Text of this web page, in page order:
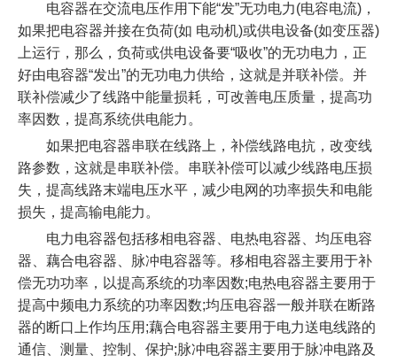
电容器在交流电压作用下能“发”无功电力(电容电流)，
如果把电容器并接在负荷(如 电动机)或供电设备(如变压器)
上运行，那么，负荷或供电设备要“吸收”的无功电力，正
好由电容器“发出”的无功电力供给，这就是并联补偿。并
联补偿减少了线路中能量损耗，可改善电压质量，提高功
率因数，提髙系统供电能力。
如果把电容器串联在线路上，补偿线路电抗，改变线
路参数，这就是串联补偿。串联补偿可以减少线路电压损
失，提高线路末端电压水平，减少电网的功率损失和电能
损失，提高输电能力。
电力电容器包括移相电容器、电热电容器、均压电容
器、藕合电容器、脉冲电容器等。移相电容器主要用于补
偿无功功率，以提高系统的功率因数;电热电容器主要用于
提高中频电力系统的功率因数;均压电容器一般并联在断路
器的断口上作均压用;藕合电容器主要用于电力送电线路的
通信、测量、控制、保护;脉冲电容器主要用于脉冲电路及